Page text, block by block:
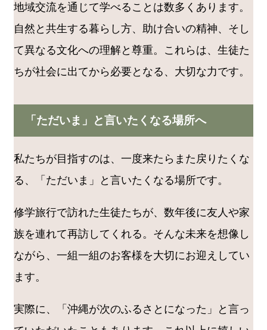
地域交流を通じて学べることは数多くあります。
自然と共生する暮らし方、助け合いの精神、そし
て異なる文化への理解と尊重。これらは、生徒た
ちが社会に出てから必要となる、大切な力です。
「ただいま」と言いたくなる場所へ
私たちが目指すのは、一度来たらまた戻りたくな
る、「ただいま」と言いたくなる場所です。
修学旅行で訪れた生徒たちが、数年後に友人や家
族を連れて再訪してくれる。そんな未来を想像し
ながら、一組一組のお客様を大切にお迎えしてい
ます。
実際に、「沖縄が次のふるさとになった」と言っ